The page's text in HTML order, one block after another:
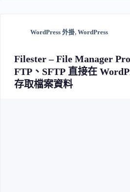
WordPress 外掛, WordPress
Filester – File Manager
FTP、SFTP 直接在
存取檔案資料